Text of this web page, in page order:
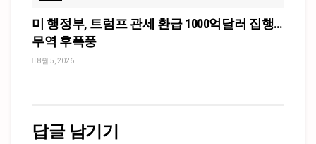
미 행정부, 트럼프 관세 환급 1000억달러 집행…
무역 후폭풍
8월 5, 2026
답글 남기기